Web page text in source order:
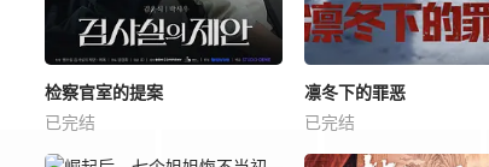
检察官室的提案
已完结
凛冬下的罪恶
已完结